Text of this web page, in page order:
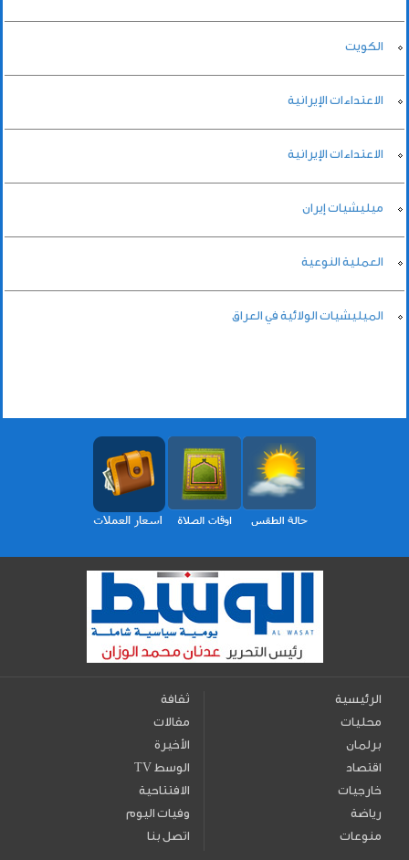
الكويت
الاعتداءات الإيرانية
الاعتداءات الإيرانية
ميليشيات إيران
العملية النوعية
الميليشيات الولائية في العراق
الرئيسية
محليات
برلمان
اقتصاد
خارجيات
رياضة
منوعات
ثقافة
مقالات
الأخيرة
TV الوسط
الافتتاحية
وفيات اليوم
اتصل بنا